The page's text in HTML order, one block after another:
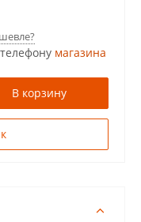
магазина
В корзину